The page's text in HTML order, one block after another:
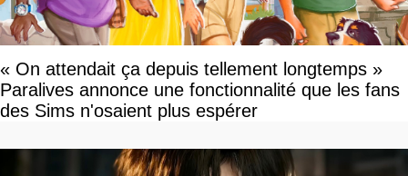
« On attendait ça depuis tellement longtemps »
Paralives annonce une fonctionnalité que les fans
des Sims n'osaient plus espérer